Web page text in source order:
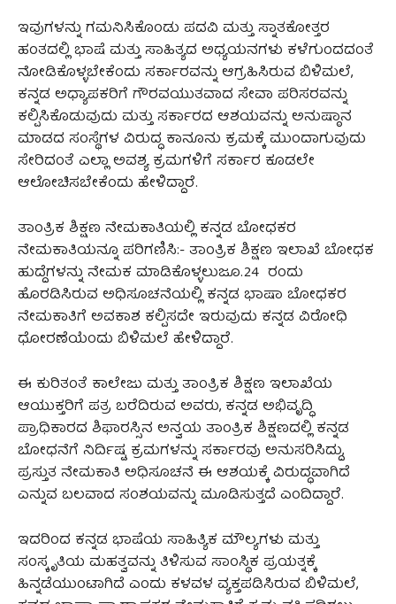
ಇವುಗಳನ್ನು ಗಮನಿಸಿಕೊಂಡು ಪದವಿ ಮತ್ತು ಸ್ನಾತಕೋತ್ತರ
ಹಂತದಲ್ಲಿ ಭಾಷೆ ಮತ್ತು ಸಾಹಿತ್ಯದ ಅಧ್ಯಯನಗಳು ಕಳೆಗುಂದದಂತೆ
ನೋಡಿಕೊಳ್ಳಬೇಕೆಂದು ಸರ್ಕಾರವನ್ನು ಆಗ್ರಹಿಸಿರುವ ಬಿಳಿಮಲೆ,
ಕನ್ನಡ ಅಧ್ಯಾಪಕರಿಗೆ ಗೌರವಯುತವಾದ ಸೇವಾ ಪರಿಸರವನ್ನು
ಕಲ್ಪಿಸಿಕೊಡುವುದು ಮತ್ತು ಸರ್ಕಾರದ ಆಶಯವನ್ನು ಅನುಷ್ಠಾನ
ಮಾಡದ ಸಂಸ್ಥೆಗಳ ವಿರುದ್ಧ ಕಾನೂನು ಕ್ರಮಕ್ಕೆ ಮುಂದಾಗುವುದು
ಸೇರಿದಂತೆ ಎಲ್ಲಾ ಅವಶ್ಯ ಕ್ರಮಗಳಿಗೆ ಸರ್ಕಾರ ಕೂಡಲೇ
ಆಲೋಚಿಸಬೇಕೆಂದು ಹೇಳಿದ್ದಾರೆ.
ತಾಂತ್ರಿಕ ಶಿಕ್ಷಣ ನೇಮಕಾತಿಯಲ್ಲಿ ಕನ್ನಡ ಬೋಧಕರ
ನೇಮಕಾತಿಯನ್ನೂ ಪರಿಗಣಿಸಿ:- ತಾಂತ್ರಿಕ ಶಿಕ್ಷಣ ಇಲಾಖೆ ಬೋಧಕ
ಹುದ್ದೆಗಳನ್ನು ನೇಮಕ ಮಾಡಿಕೊಳ್ಳಲುಜೂ.24 ರಂದು
ಹೊರಡಿಸಿರುವ ಅಧಿಸೂಚನೆಯಲ್ಲಿ ಕನ್ನಡ ಭಾಷಾ ಬೋಧಕರ
ನೇಮಕಾತಿಗೆ ಅವಕಾಶ ಕಲ್ಪಿಸದೇ ಇರುವುದು ಕನ್ನಡ ವಿರೋಧಿ
ಧೋರಣೆಯೆಂದು ಬಿಳಿಮಲೆ ಹೇಳಿದ್ದಾರೆ.
ಈ ಕುರಿತಂತೆ ಕಾಲೇಜು ಮತ್ತು ತಾಂತ್ರಿಕ ಶಿಕ್ಷಣ ಇಲಾಖೆಯ
ಆಯುಕ್ತರಿಗೆ ಪತ್ರ ಬರೆದಿರುವ ಅವರು, ಕನ್ನಡ ಅಭಿವೃದ್ಧಿ
ಪ್ರಾಧಿಕಾರದ ಶಿಫಾರಸ್ಸಿನ ಅನ್ವಯ ತಾಂತ್ರಿಕ ಶಿಕ್ಷಣದಲ್ಲಿ ಕನ್ನಡ
ಬೋಧನೆಗೆ ನಿರ್ದಿಷ್ಟ ಕ್ರಮಗಳನ್ನು ಸರ್ಕಾರವು ಅನುಸರಿಸಿದ್ದು,
ಪ್ರಸ್ತುತ ನೇಮಕಾತಿ ಅಧಿಸೂಚನೆ ಈ ಆಶಯಕ್ಕೆ ವಿರುದ್ಧವಾಗಿದೆ
ಎನ್ನುವ ಬಲವಾದ ಸಂಶಯವನ್ನು ಮೂಡಿಸುತ್ತದೆ ಎಂದಿದ್ದಾರೆ.
ಇದರಿಂದ ಕನ್ನಡ ಭಾಷೆಯ ಸಾಹಿತ್ಯಿಕ ಮೌಲ್ಯಗಳು ಮತ್ತು
ಸಂಸ್ಕೃತಿಯ ಮಹತ್ವವನ್ನು ತಿಳಿಸುವ ಸಾಂಸ್ಥಿಕ ಪ್ರಯತ್ನಕ್ಕೆ
ಹಿನ್ನಡೆಯುಂಟಾಗಿದೆ ಎಂದು ಕಳವಳ ವ್ಯಕ್ತಪಡಿಸಿರುವ ಬಿಳಿಮಲೆ,